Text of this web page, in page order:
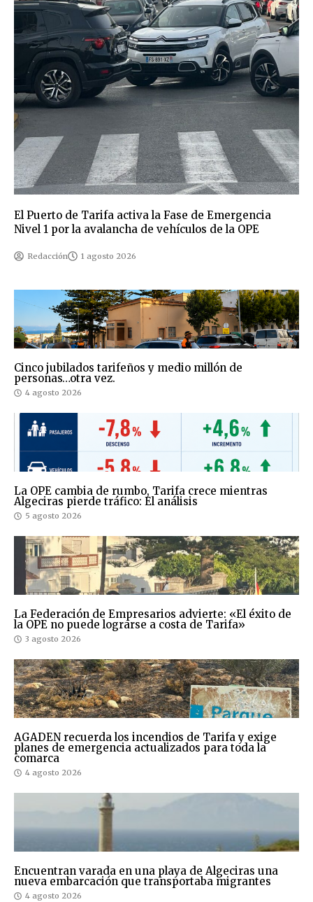
El Puerto de Tarifa activa la Fase de Emergencia
Nivel 1 por la avalancha de vehículos de la OPE
Redacción 1 agosto 2026
Cinco jubilados tarifeños y medio millón de
personas…otra vez.
4 agosto 2026
La OPE cambia de rumbo, Tarifa crece mientras
Algeciras pierde tráfico: El análisis
5 agosto 2026
La Federación de Empresarios advierte: «El éxito de
la OPE no puede lograrse a costa de Tarifa»
3 agosto 2026
AGADEN recuerda los incendios de Tarifa y exige
planes de emergencia actualizados para toda la
comarca
4 agosto 2026
Encuentran varada en una playa de Algeciras una
nueva embarcación que transportaba migrantes
4 agosto 2026